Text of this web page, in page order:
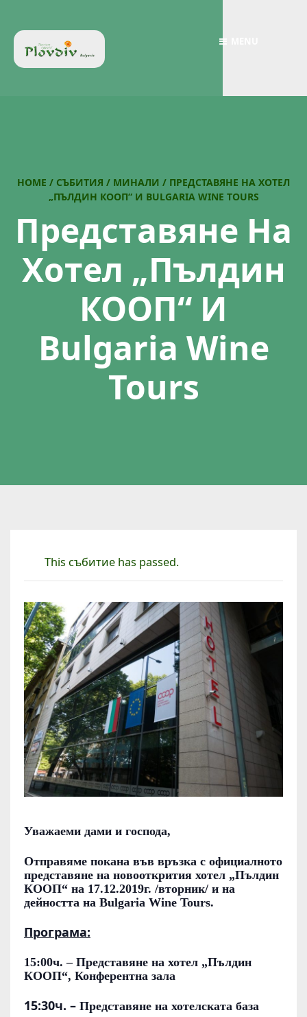
HOME / СЪБИТИЯ / МИНАЛИ / ПРЕДСТАВЯНЕ НА ХОТЕЛ
„ПЪЛДИН КООП“ И BULGARIA WINE TOURS
Представяне На
Хотел „Пълдин
КООП“ И
Bulgaria Wine
Tours
This събитие has passed.
П
Р
Е
Д
С
Т
А
В
Я
Н
Н
А
Х
О
Т
Е
Л
„
П
Уважаеми дами и господа,
Отправяме покана във връзка с официалното
представяне на новооткрития хотел „Пълдин
КООП“ на 17.12.2019г. /вторник/ и на
дейността на Bulgaria Wine Tours.
Програма:
15:00ч. – Представяне на хотел „Пълдин
КООП“, Конферентна зала
15:30ч. – Представяне на хотелската база